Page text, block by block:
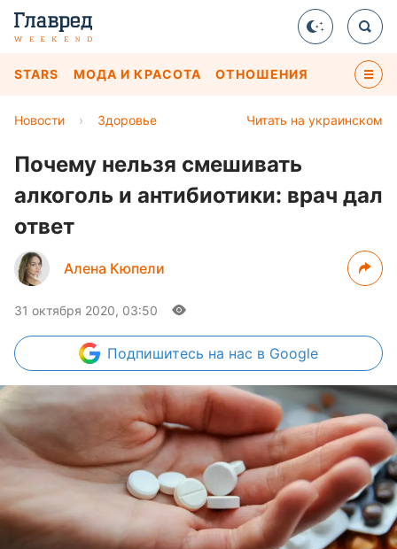
STARS МОДА И КРАСОТА ОТНОШЕНИЯ
Читать на украинском
Новости › Здоровье
Почему нельзя смешивать
алкоголь и антибиотики: врач дал
ответ
Алена Кюпели
31 октября 2020, 03:50
Подпишитесь на нас в Google